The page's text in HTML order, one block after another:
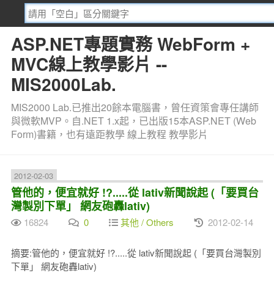
ASP.NET專題實務 WebForm +
MVC線上教學影片 --
MIS2000Lab.
MIS2000 Lab.已推出20餘本電腦書，曾任資策會專任講師
與微軟MVP。自.NET 1.x起，已出版15本ASP.NET (Web
Form)書籍，也有遠距教學 線上教程 教學影片
2012-02-03
管他的，便宜就好 !?.....從 lativ新聞說起 (「要買台
灣製別下單」 網友砲轟lativ)
16824 0 其他 / Others 2012-02-14
摘要:管他的，便宜就好 !?.....從 lativ新聞說起 (「要買台灣製別
下單」 網友砲轟lativ)